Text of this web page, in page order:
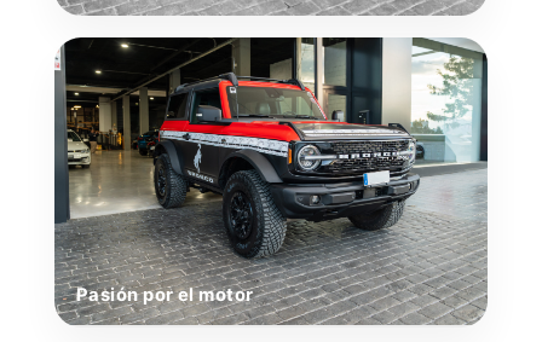
Pasión por el motor